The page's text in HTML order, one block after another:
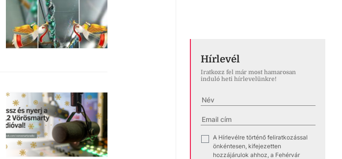
Hírlevél
Iratkozz fel már most hamarosan
induló heti hírlevelünkre!
✓
A Hírlevélre történő feliratkozással
önkéntesen, kifejezetten
hozzájárulok ahhoz, a Fehérvár